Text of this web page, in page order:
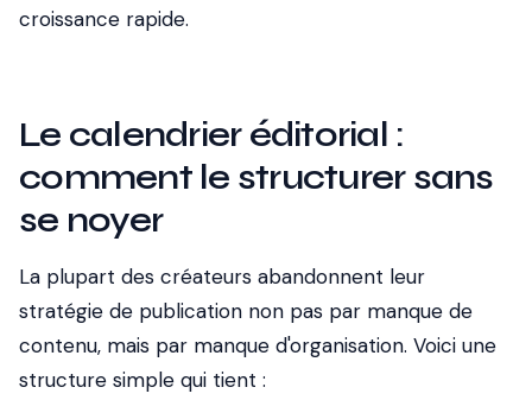
croissance rapide.
Le calendrier éditorial :
comment le structurer sans
se noyer
La plupart des créateurs abandonnent leur
stratégie de publication non pas par manque de
contenu, mais par manque d'organisation. Voici une
structure simple qui tient :